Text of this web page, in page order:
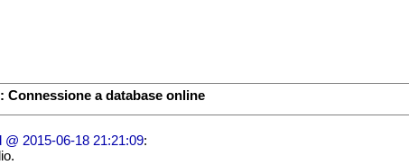
Connessione a database online
@ 2015-06-18 21:21:09: